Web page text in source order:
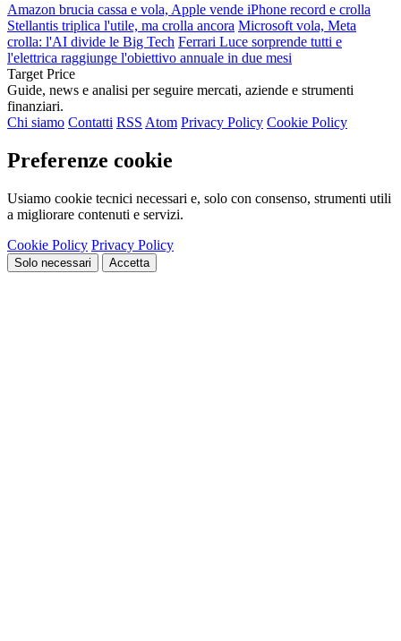
Amazon brucia cassa e vola, Apple vende iPhone record e crolla
Stellantis triplica l'utile, ma crolla ancora Microsoft vola, Meta
crolla: l'AI divide le Big Tech Ferrari Luce sorprende tutti e
l'elettrica raggiunge l'obiettivo annuale in due mesi
Target Price
Guide, news e analisi per seguire mercati, aziende e strumenti
finanziari.
Chi siamo Contatti RSS Atom Privacy Policy Cookie Policy
Preferenze cookie
Usiamo cookie tecnici necessari e, solo con consenso, strumenti utili
a migliorare contenuti e servizi.
Cookie Policy Privacy Policy
Solo necessari Accetta